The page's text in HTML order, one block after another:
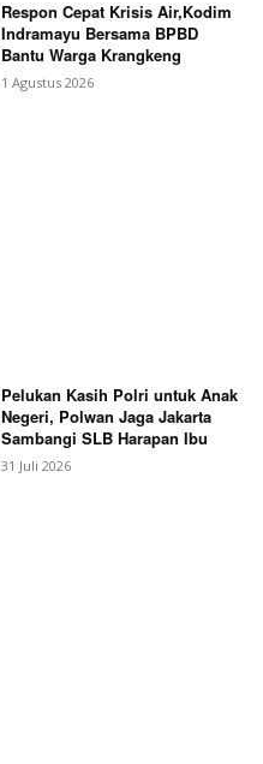
Respon Cepat Krisis Air,Kodim
Indramayu Bersama BPBD
Bantu Warga Krangkeng
1 Agustus 2026
Pelukan Kasih Polri untuk Anak
Negeri, Polwan Jaga Jakarta
Sambangi SLB Harapan Ibu
31 Juli 2026